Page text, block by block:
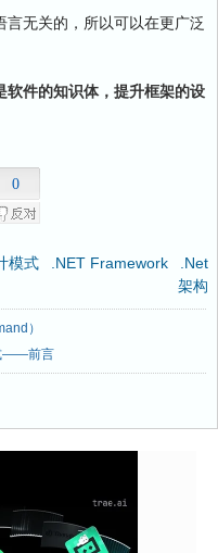
无关的，所以可以在更广泛
件的知识体，提升框架的设
0
模式 .NET Framework
.Net
架构
）
——前言